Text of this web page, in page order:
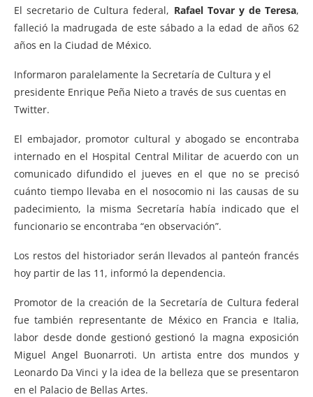
El secretario de Cultura federal, Rafael Tovar y de Teresa,
falleció la madrugada de este sábado a la edad de años 62
años en la Ciudad de México.
Informaron paralelamente la Secretaría de Cultura y el
presidente Enrique Peña Nieto a través de sus cuentas en
Twitter.
El embajador, promotor cultural y abogado se encontraba
internado en el Hospital Central Militar de acuerdo con un
comunicado difundido el jueves en el que no se precisó
cuánto tiempo llevaba en el nosocomio ni las causas de su
padecimiento, la misma Secretaría había indicado que el
funcionario se encontraba “en observación”.
Los restos del historiador serán llevados al panteón francés
hoy partir de las 11, informó la dependencia.
Promotor de la creación de la Secretaría de Cultura federal
fue también representante de México en Francia e Italia,
labor desde donde gestionó gestionó la magna exposición
Miguel Angel Buonarroti. Un artista entre dos mundos y
Leonardo Da Vinci y la idea de la belleza que se presentaron
en el Palacio de Bellas Artes.